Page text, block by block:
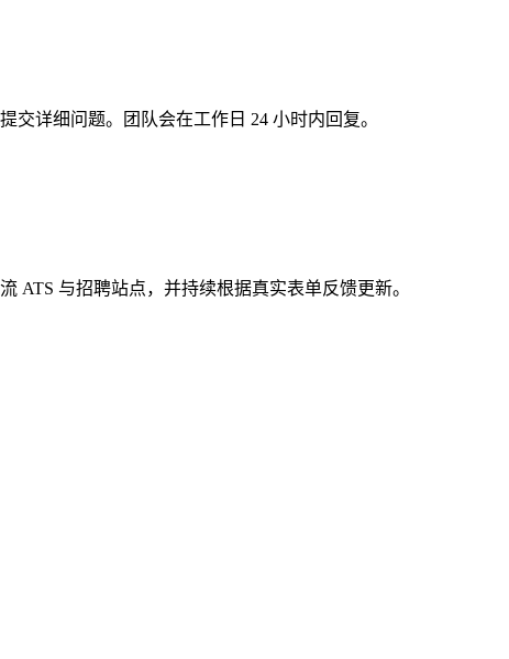
详细问题。团队会在工作日 24 小时内回复。
ATS 与招聘站点，并持续根据真实表单反馈更新。